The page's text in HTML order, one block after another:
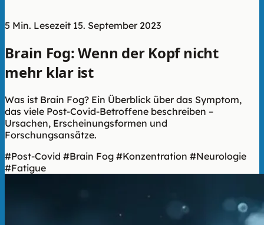
5 Min. Lesezeit 15. September 2023
Brain Fog: Wenn der Kopf nicht
mehr klar ist
Was ist Brain Fog? Ein Überblick über das Symptom,
das viele Post-Covid-Betroffene beschreiben –
Ursachen, Erscheinungsformen und
Forschungsansätze.
#Post-Covid #Brain Fog #Konzentration #Neurologie
#Fatigue